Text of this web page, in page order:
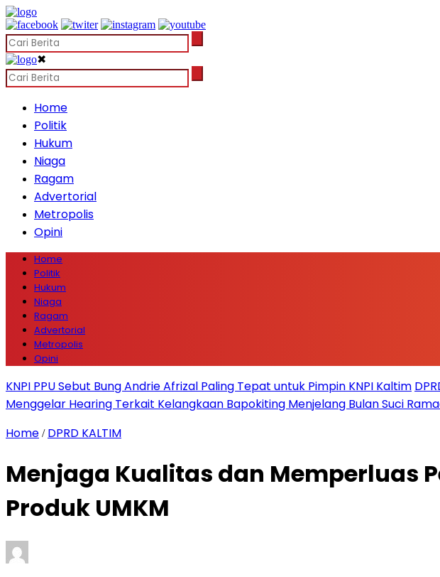
✖
Home
Politik
Hukum
Niaga
Ragam
Advertorial
Metropolis
Opini
Home
Politik
Hukum
Niaga
Ragam
Advertorial
Metropolis
Opini
KNPI PPU Sebut Bung Andrie Afrizal Paling Tepat untuk Pimpin KNPI Kaltim
Menggelar Hearing Terkait Kelangkaan Bapokiting Menjelang Bulan Suci
Home / DPRD KALTIM
Menjaga Kualitas dan Memperluas
Produk UMKM